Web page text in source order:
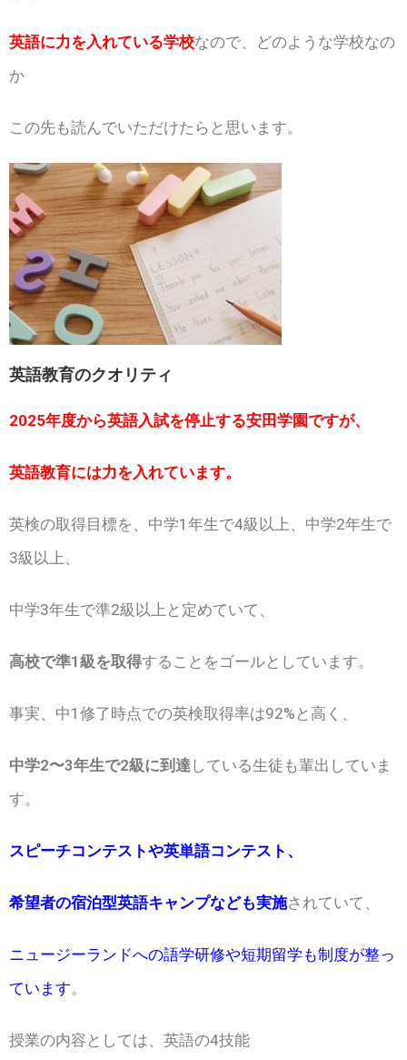
英語に力を入れている学校なので、どのような学校なの
か
この先も読んでいただけたらと思います。
英語教育のクオリティ
2025年度から英語入試を停止する安田学園ですが、
英語教育には力を入れています。
英検の取得目標を、中学1年生で4級以上、中学2年生で
3級以上、
中学3年生で準2級以上と定めていて、
高校で準1級を取得することをゴールとしています。
事実、中1修了時点での英検取得率は92%と高く、
中学2〜3年生で2級に到達している生徒も輩出していま
す。
スピーチコンテストや英単語コンテスト、
希望者の宿泊型英語キャンプなども実施されていて、
ニュージーランドへの語学研修や短期留学も制度が整っ
ています。
授業の内容としては、英語の4技能